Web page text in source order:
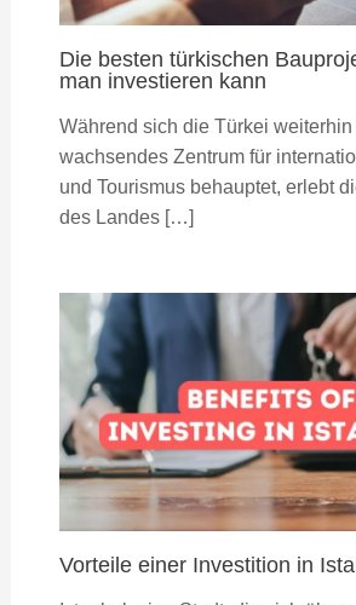
Die besten türkischen
man investieren kann
Während sich die Türkei weiterhin
wachsendes Zentrum für
und Tourismus behauptet, erlebt
des Landes […]
Vorteile einer Investition in